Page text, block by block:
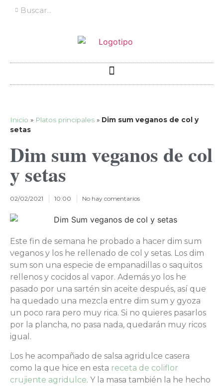
Inicio » Platos principales » Dim sum veganos de col y
setas
Dim sum veganos de col
y setas
02/02/2021 10:00 No hay comentarios
Este fin de semana he probado a hacer dim sum
veganos y los he rellenado de col y setas. Los dim
sum son una especie de empanadillas o saquitos
rellenos y cocidos al vapor. Además yo los he
pasado por una sartén sin aceite después, así que
ha quedado una mezcla entre dim sum y gyoza
un poco rara pero muy rica. Si no quieres pasarlos
por la plancha, no pasa nada, quedarán muy ricos
igual.
Los he acompañado de salsa agridulce casera
como la que hice en esta receta de coliflor
crujiente agridulce. Y la masa también la he hecho